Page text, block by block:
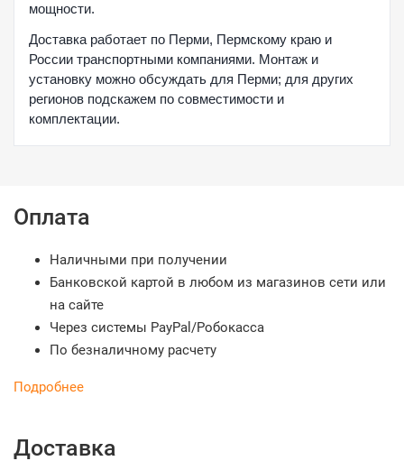
мощности.
Доставка работает по Перми, Пермскому краю и
России транспортными компаниями. Монтаж и
установку можно обсуждать для Перми; для других
регионов подскажем по совместимости и
комплектации.
Оплата
Наличными при получении
Банковской картой в любом из магазинов сети или
на сайте
Через системы PayPal/Робокасса
По безналичному расчету
Подробнее
Доставка